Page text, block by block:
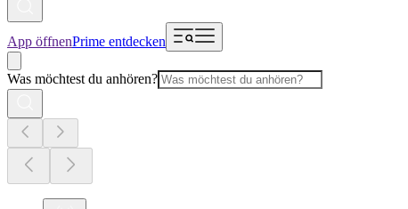
App öffnenPrime entdecken
Was möchtest du anhören?